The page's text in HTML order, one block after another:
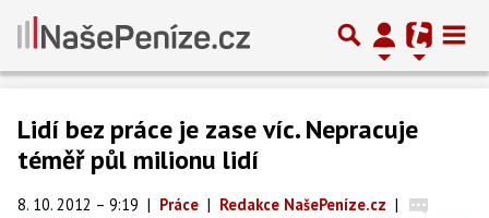
Lidí bez práce je zase víc. Nepracuje
téměř půl milionu lidí
8. 10. 2012 – 9:19 | Práce | Redakce NašePeníze.cz |